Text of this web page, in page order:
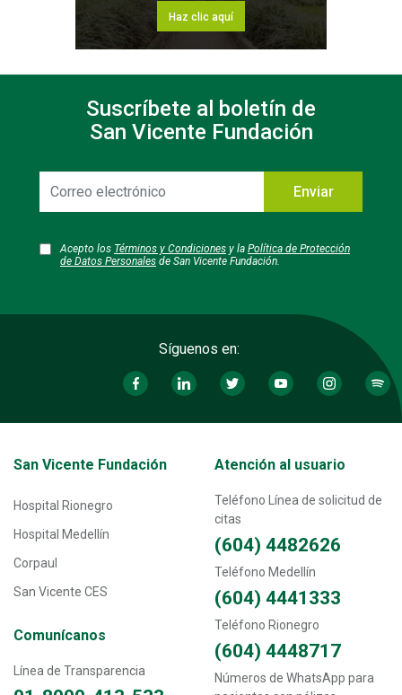
Haz clic aquí
Suscríbete al boletín de
San Vicente Fundación
electrónico
Acepto los Términos y Condiciones y la Política de Protección
de Datos Personales de San Vicente Fundación.
Enviar
Síguenos en:
Transversal - Menú San Vicente fundación footer
San Vicente Fundación
Hospital Rionegro
Hospital Medellín
Corpaul
San Vicente CES
Comunícanos
Línea de Transparencia
Atención al usuario
Teléfono Línea de solicitud de
citas
(604) 4482626
Teléfono Medellín
(604) 4441333
Teléfono Rionegro
(604) 4448717
Números de WhatsApp para